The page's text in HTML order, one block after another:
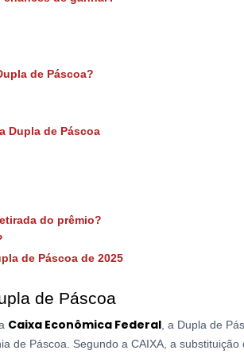
de Páscoa?
Dupla de Páscoa
do prêmio?
de Páscoa de 2025
de Páscoa
Caixa Econômica Federal , a Dupla de
de Páscoa. Segundo a CAIXA, a substituição